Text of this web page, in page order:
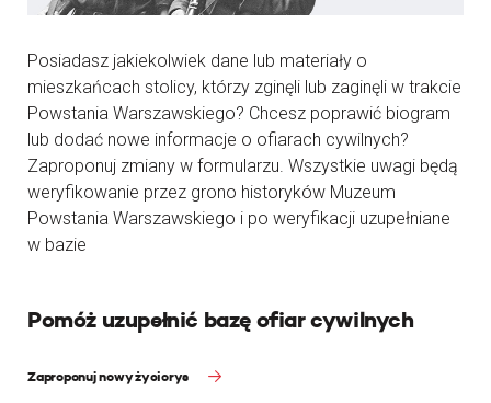
Posiadasz jakiekolwiek dane lub materiały o
mieszkańcach stolicy, którzy zginęli lub zaginęli w trakcie
Powstania Warszawskiego? Chcesz poprawić biogram
lub dodać nowe informacje o ofiarach cywilnych?
Zaproponuj zmiany w formularzu. Wszystkie uwagi będą
weryfikowanie przez grono historyków Muzeum
Powstania Warszawskiego i po weryfikacji uzupełniane
w bazie
Pomóż uzupełnić bazę ofiar cywilnych
Zaproponuj nowy życiorys